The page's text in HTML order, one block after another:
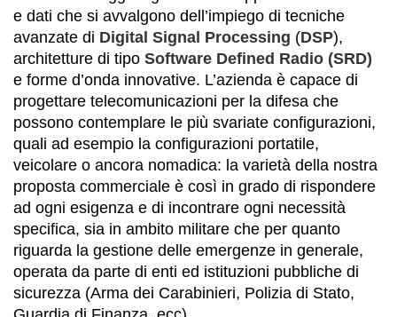
e dati che si avvalgono dell’impiego di tecniche
avanzate di Digital Signal Processing (DSP),
architetture di tipo Software Defined Radio (SRD)
e forme d’onda innovative. L’azienda è capace di
progettare telecomunicazioni per la difesa che
possono contemplare le più svariate configurazioni,
quali ad esempio la configurazioni portatile,
veicolare o ancora nomadica: la varietà della nostra
proposta commerciale è così in grado di rispondere
ad ogni esigenza e di incontrare ogni necessità
specifica, sia in ambito militare che per quanto
riguarda la gestione delle emergenze in generale,
operata da parte di enti ed istituzioni pubbliche di
sicurezza (Arma dei Carabinieri, Polizia di Stato,